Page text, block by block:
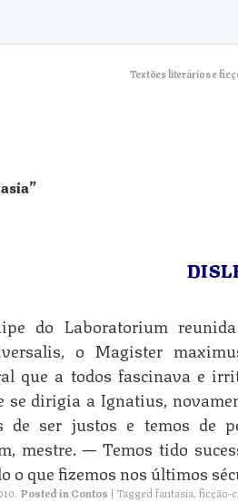
Textões literários e
do Laboratorium
o Magister
que a todos fascinava e
dirigia a Ignatius,
de ser justos e temos de
mestre. — Temos tido
o que fizemos nos últimos
. Posted in Contos | Tagged fantasia, ficção-